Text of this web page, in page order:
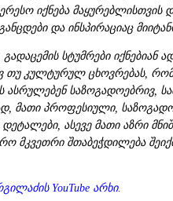
იქნება მაყურებლისთვის
განცდები და ინსპირაციაც
გადაცემის სტუმრები იქნებიან
თუ კულტურულ ცხოვრებას,
ასრულებენ საზოგადოებრივ,
, მათი პროფესიული,
დეტალები, ასევე მათი აზრი
მკვეთრი შთაბეჭდილება
YouTube არხი.